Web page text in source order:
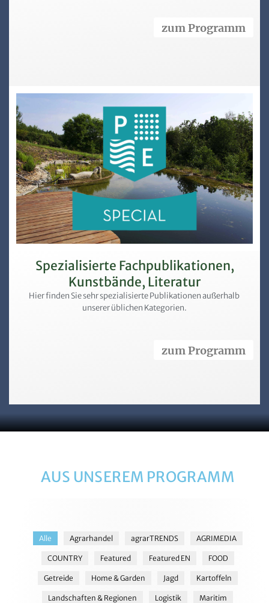
zum Programm
Spezialisierte Fachpublikationen,
Kunstbände, Literatur
Hier finden Sie sehr spezialisierte Publikationen außerhalb
unserer üblichen Kategorien.
zum Programm
AUS UNSEREM PROGRAMM
Alle Agrarhandel agrarTRENDS AGRIMEDIA
COUNTRY Featured Featured EN FOOD
Getreide Home & Garden Jagd Kartoffeln
Landschaften & Regionen Logistik Maritim